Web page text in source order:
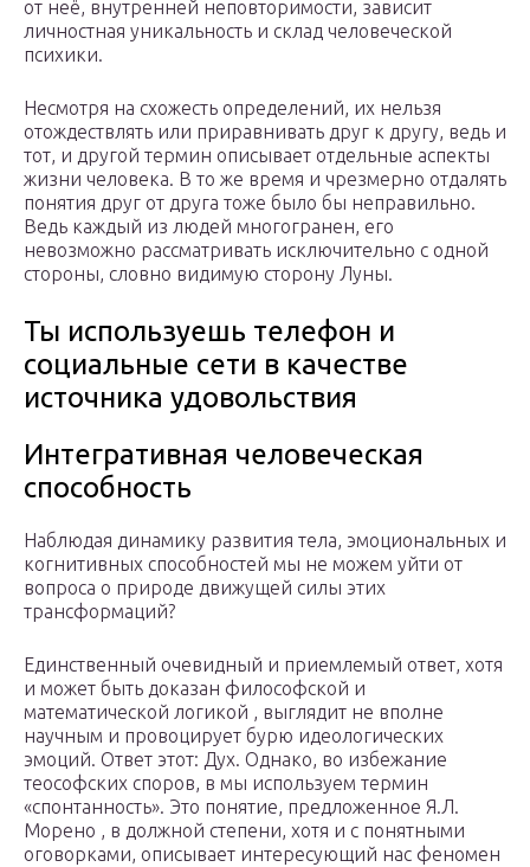
от неё, внутренней неповторимости, зависит
личностная уникальность и склад человеческой
психики.
Несмотря на схожесть определений, их нельзя
отождествлять или приравнивать друг к другу, ведь и
тот, и другой термин описывает отдельные аспекты
жизни человека. В то же время и чрезмерно отдалять
понятия друг от друга тоже было бы неправильно.
Ведь каждый из людей многогранен, его
невозможно рассматривать исключительно с одной
стороны, словно видимую сторону Луны.
Ты используешь телефон и
социальные сети в качестве
источника удовольствия
Интегративная человеческая
способность
Наблюдая динамику развития тела, эмоциональных и
когнитивных способностей мы не можем уйти от
вопроса о природе движущей силы этих
трансформаций?
Единственный очевидный и приемлемый ответ, хотя
и может быть доказан философской и
математической логикой , выглядит не вполне
научным и провоцирует бурю идеологических
эмоций. Ответ этот: Дух. Однако, во избежание
теософских споров, в мы используем термин
«спонтанность». Это понятие, предложенное Я.Л.
Морено , в должной степени, хотя и с понятными
оговорками, описывает интересующий нас феномен